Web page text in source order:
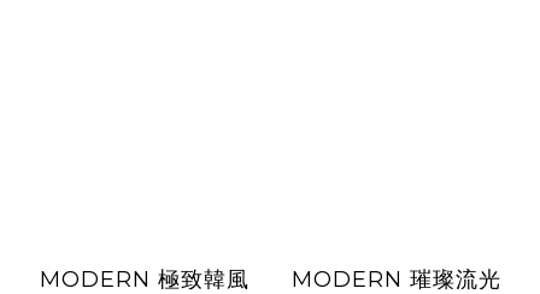
MODERN 極致韓風
MODERN 璀璨流光